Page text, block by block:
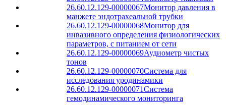
26.60.12.129-00000067Монитор давления в
манжете эндотрахеальной трубки
26.60.12.129-00000068Монитор для
инвазивного определения физиологических
параметров, с питанием от сети
26.60.12.129-00000069Аудиометр чистых
тонов
26.60.12.129-00000070Система для
исследования уродинамики
26.60.12.129-00000071Система
гемодинамического мониторинга